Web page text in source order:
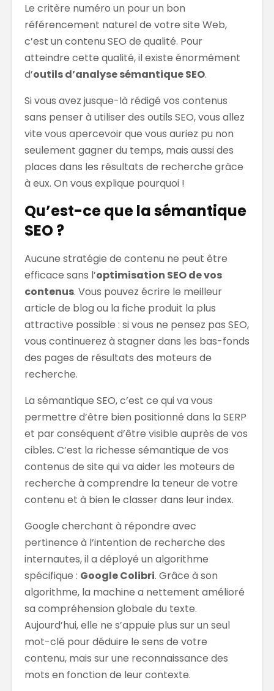
Le critère numéro un pour un bon
référencement naturel de votre site Web,
c’est un contenu SEO de qualité. Pour
atteindre cette qualité, il existe énormément
d’outils d’analyse sémantique SEO.
Si vous avez jusque-là rédigé vos contenus
sans penser à utiliser des outils SEO, vous allez
vite vous apercevoir que vous auriez pu non
seulement gagner du temps, mais aussi des
places dans les résultats de recherche grâce
à eux. On vous explique pourquoi !
Qu’est-ce que la sémantique
SEO ?
Aucune stratégie de contenu ne peut être
efficace sans l’optimisation SEO de vos
contenus. Vous pouvez écrire le meilleur
article de blog ou la fiche produit la plus
attractive possible : si vous ne pensez pas SEO,
vous continuerez à stagner dans les bas-fonds
des pages de résultats des moteurs de
recherche.
La sémantique SEO, c’est ce qui va vous
permettre d’être bien positionné dans la SERP
et par conséquent d’être visible auprès de vos
cibles. C’est la richesse sémantique de vos
contenus de site qui va aider les moteurs de
recherche à comprendre la teneur de votre
contenu et à bien le classer dans leur index.
Google cherchant à répondre avec
pertinence à l’intention de recherche des
internautes, il a déployé un algorithme
spécifique : Google Colibri. Grâce à son
algorithme, la machine a nettement amélioré
sa compréhension globale du texte.
Aujourd’hui, elle ne s’appuie plus sur un seul
mot-clé pour déduire le sens de votre
contenu, mais sur une reconnaissance des
mots en fonction de leur contexte.